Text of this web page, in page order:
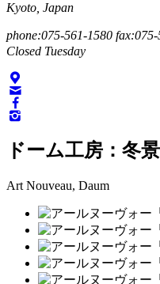
Kyoto, Japan
phone:075-561-1580
Closed Tuesday
ドーム工房：冬
Art Nouveau, Daum